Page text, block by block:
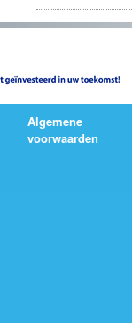
Algemene
voorwaarden